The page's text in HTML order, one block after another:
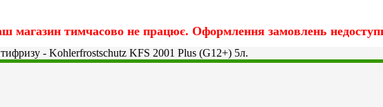
магазин тимчасово не працює. Оформлення замовлень
- Kohlerfrostschutz KFS 2001 Plus (G12+) 5л.